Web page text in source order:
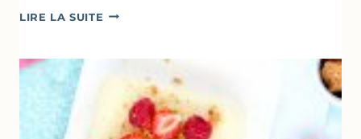
LIRE LA SUITE RECETTES
GOURMANDES